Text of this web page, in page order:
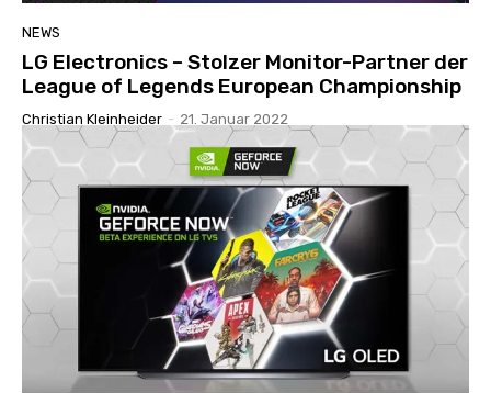
NEWS
LG Electronics – Stolzer Monitor-Partner der
League of Legends European Championship
Christian Kleinheider - 21. Januar 2022